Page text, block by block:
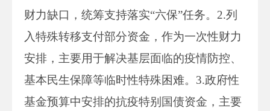
财力缺口，统筹支持落实“六保”任务。2.列
入特殊转移支付部分资金，作为一次性财力
安排，主要用于解决基层面临的疫情防控、
基本民生保障等临时性特殊困难。3.政府性
基金预算中安排的抗疫特别国债资金，主要